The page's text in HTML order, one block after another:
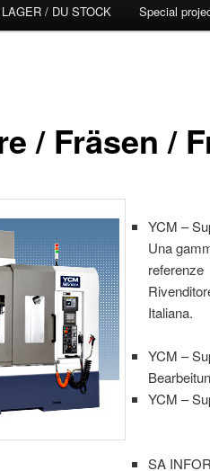
/ DU STOCK Special
/ Fräsen /
YCM –
Una
referenze
Italiana.
YCM –
YCM –
SA